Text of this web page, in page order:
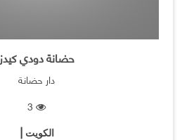
حضانة دودي كيدز
دار حضانة
الكويت |